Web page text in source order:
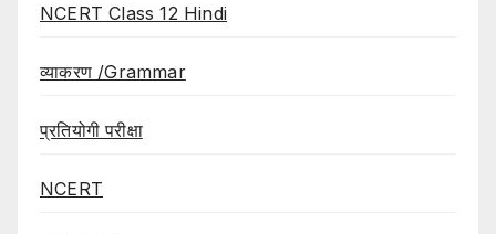
NCERT Class 12 Hindi
व्याकरण /Grammar
प्रतियोगी परीक्षा
NCERT